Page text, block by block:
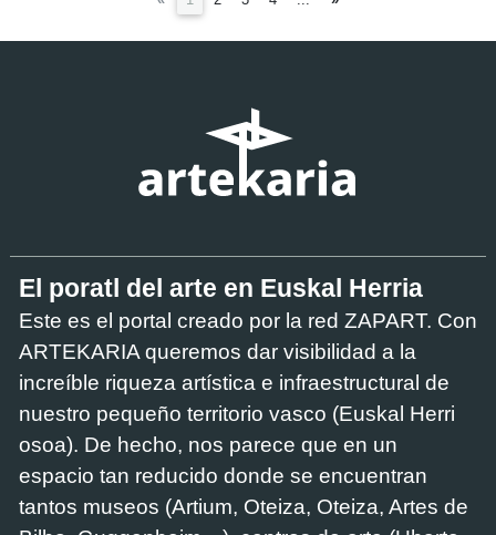
El poratl del arte en Euskal Herria
Este es el portal creado por la red ZAPART. Con
ARTEKARIA queremos dar visibilidad a la
increíble riqueza artística e infraestructural de
nuestro pequeño territorio vasco (Euskal Herri
osoa). De hecho, nos parece que en un
espacio tan reducido donde se encuentran
tantos museos (Artium, Oteiza, Oteiza, Artes de